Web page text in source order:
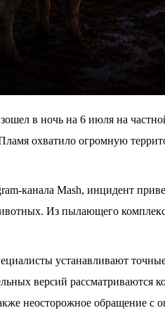
в ночь на 6 июля на
охватило огромную
канала Mash, инцидент
Из пылающего
устанавливают
версий рассматриваются
неосторожное обращение с